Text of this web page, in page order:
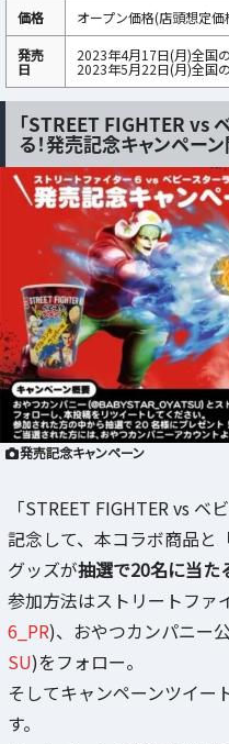
価格
オープン価格(店頭想定
発売
日
2023年4月17日(月)全国
2023年5月22日(月)全国
「STREET FIGHTER vs
る！発売記念キャンペーン
発売記念キャンペーン
「STREET FIGHTER vs
記念して、本コラボ商品と
グッズが抽選で20名に当た
参加方法はストリートフ
6_PR)、おやつカンパニー
SU)をフォロー。
そしてキャンペーンツイー
す。